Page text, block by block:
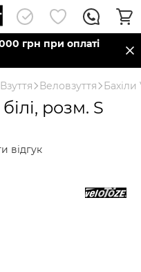
грн при оплаті
Веловзуття Бахіли
розм. S
відгук